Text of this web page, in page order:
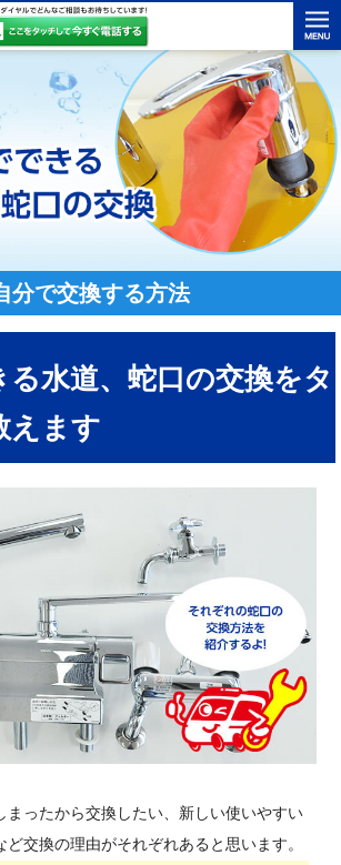
分で交換する方法
る水道、蛇口の交換をタ
えます
まったから交換したい、新しい使いやすい
交換の理由がそれぞれあると思います。